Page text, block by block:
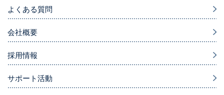
よくある質問
会社概要
採用情報
サポート活動